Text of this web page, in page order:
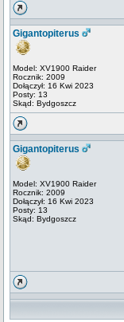
Gigantopiterus
Model: XV1900 Raider
Rocznik: 2009
Dołączył: 16 Kwi 2023
Posty: 13
Skąd: Bydgoszcz
Gigantopiterus
Model: XV1900 Raider
Rocznik: 2009
Dołączył: 16 Kwi 2023
Posty: 13
Skąd: Bydgoszcz